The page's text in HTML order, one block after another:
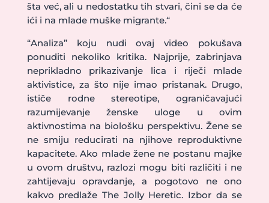
šta već, ali u nedostatku tih stvari, čini se da će
ići i na mlade muške migrante.“
“Analiza” koju nudi ovaj video pokušava
ponuditi nekoliko kritika. Najprije, zabrinjava
neprikladno prikazivanje lica i riječi mlade
aktivistice, za što nije imao pristanak. Drugo,
ističe rodne stereotipe, ograničavajući
razumijevanje ženske uloge u ovim
aktivnostima na biološku perspektivu. Žene se
ne smiju reducirati na njihove reproduktivne
kapacitete. Ako mlade žene ne postanu majke
u ovom društvu, razlozi mogu biti različiti i ne
zahtijevaju opravdanje, a pogotovo ne ono
kakvo predlaže The Jolly Heretic. Izbor da se